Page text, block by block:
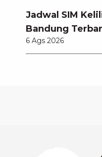
Jadwal SIM
Bandung
Lokasinya
6 Ags 2026